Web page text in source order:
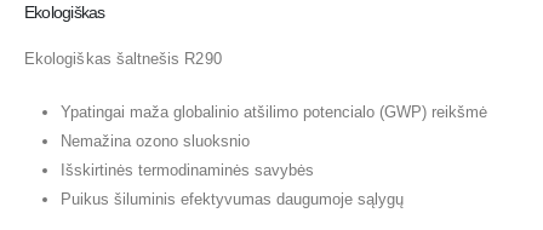
Ekologiškas
Ekologiškas šaltnešis R290
Ypatingai maža globalinio atšilimo potencialo (GWP) reikšmė
Nemažina ozono sluoksnio
Išskirtinės termodinaminės savybės
Puikus šiluminis efektyvumas daugumoje sąlygų